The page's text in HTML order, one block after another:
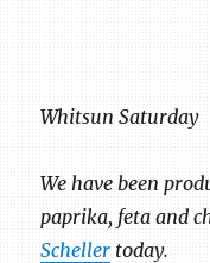
Whitsun Saturday
We have been
paprika, feta and
Scheller today.